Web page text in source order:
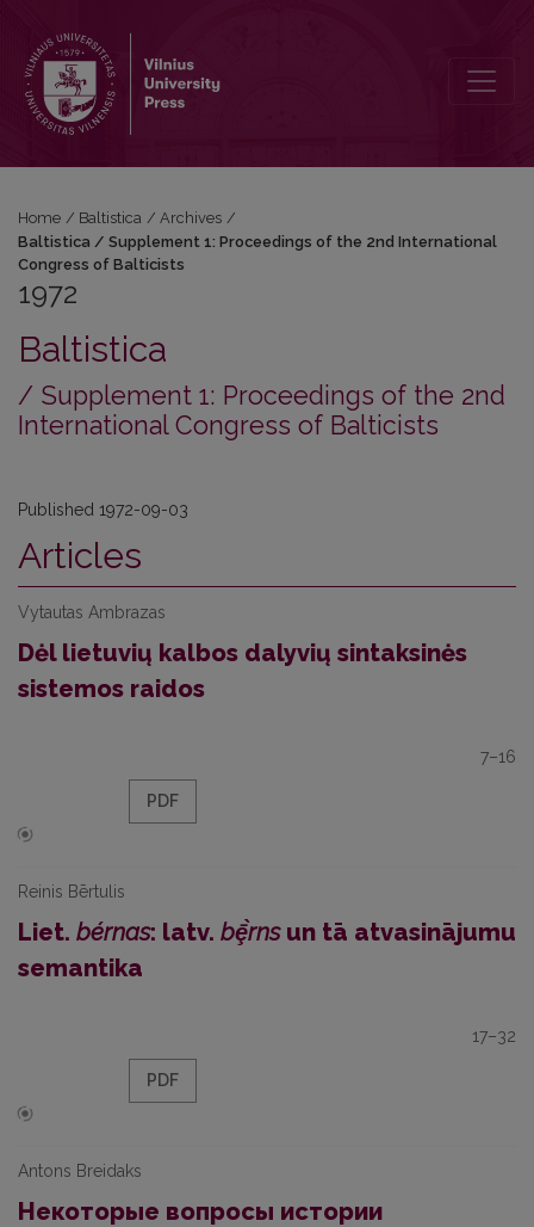
Home / Baltistica / Archives /
Baltistica / Supplement 1: Proceedings of the 2nd International
Congress of Balticists
1972
Baltistica
/ Supplement 1: Proceedings of the 2nd
International Congress of Balticists
Published 1972-09-03
Articles
Vytautas Ambrazas
Dėl lietuvių kalbos dalyvių sintaksinės
sistemos raidos
7–16
PDF
Reinis Bērtulis
Liet. bérnas: latv. bȩ̄̀rnsun tā atvasinājumu
semantika
17–32
PDF
Antons Breidaks
Некоторые вопросы истории